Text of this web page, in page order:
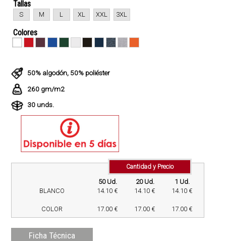
Tallas
S M L XL XXL 3XL
Colores
50% algodón, 50% poliéster
260 gm/m2
30 unds.
Cantidad y Precio
50 Ud. 20 Ud.
1 Ud.
BLANCO
14.10 € 14.10 € 14.10 €
COLOR 17.00 € 17.00 € 17.00 €
Ficha Técnica